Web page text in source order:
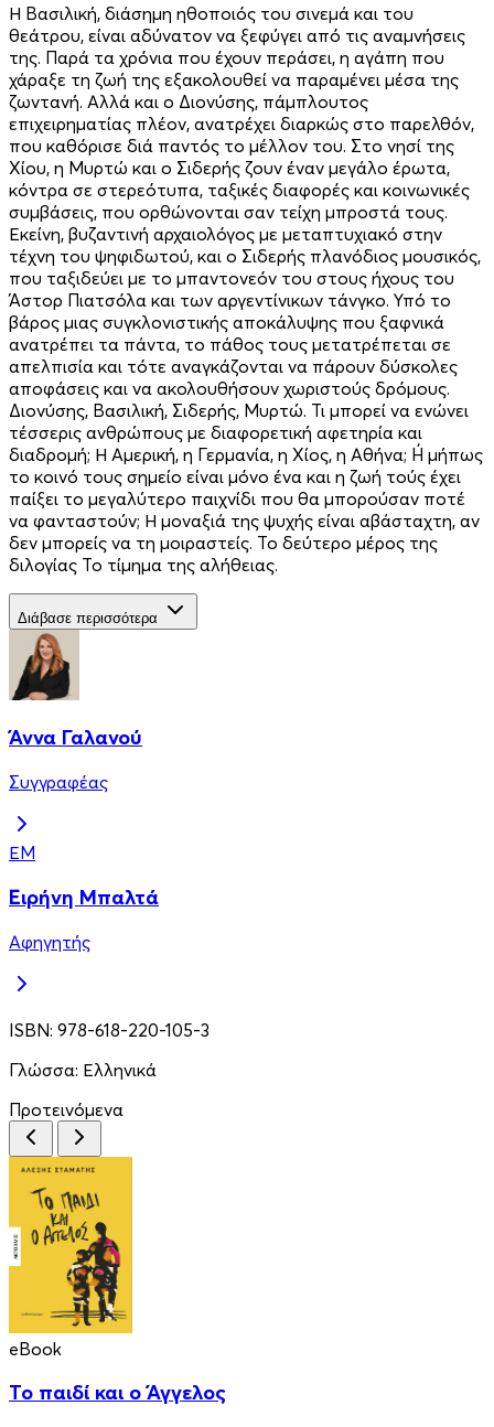
Η Βασιλική, διάσημη ηθοποιός του σινεμά και του
θεάτρου, είναι αδύνατον να ξεφύγει από τις αναμνήσεις
της. Παρά τα χρόνια που έχουν περάσει, η αγάπη που
χάραξε τη ζωή της εξακολουθεί να παραμένει μέσα της
ζωντανή. Αλλά και ο Διονύσης, πάμπλουτος
επιχειρηματίας πλέον, ανατρέχει διαρκώς στο παρελθόν,
που καθόρισε διά παντός το μέλλον του. Στο νησί της
Χίου, η Μυρτώ και ο Σιδερής ζουν έναν μεγάλο έρωτα,
κόντρα σε στερεότυπα, ταξικές διαφορές και κοινωνικές
συμβάσεις, που ορθώνονται σαν τείχη μπροστά τους.
Εκείνη, βυζαντινή αρχαιολόγος με μεταπτυχιακό στην
τέχνη του ψηφιδωτού, και ο Σιδερής πλανόδιος μουσικός,
που ταξιδεύει με το μπαντονεόν του στους ήχους του
Άστορ Πιατσόλα και των αργεντίνικων τάνγκο. Υπό το
βάρος μιας συγκλονιστικής αποκάλυψης που ξαφνικά
ανατρέπει τα πάντα, το πάθος τους μετατρέπεται σε
απελπισία και τότε αναγκάζονται να πάρουν δύσκολες
αποφάσεις και να ακολουθήσουν χωριστούς δρόμους.
Διονύσης, Βασιλική, Σιδερής, Μυρτώ. Τι μπορεί να ενώνει
τέσσερις ανθρώπους με διαφορετική αφετηρία και
διαδρομή; Η Αμερική, η Γερμανία, η Χίος, η Αθήνα; Ή μήπως
το κοινό τους σημείο είναι μόνο ένα και η ζωή τούς έχει
παίξει το μεγαλύτερο παιχνίδι που θα μπορούσαν ποτέ
να φανταστούν; Η μοναξιά της ψυχής είναι αβάσταχτη, αν
δεν μπορείς να τη μοιραστείς. Το δεύτερο μέρος της
διλογίας Το τίμημα της αλήθειας.
Διάβασε περισσότερα
Άννα Γαλανού
Συγγραφέας
ΕΜ
Ειρήνη Μπαλτά
Αφηγητής
ISBN: 978-618-220-105-3
Γλώσσα: Ελληνικά
Προτεινόμενα
eBook
Το παιδί και ο Άγγελος